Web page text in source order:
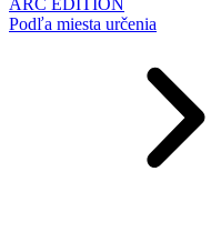
ARC EDITION
Podľa miesta určenia